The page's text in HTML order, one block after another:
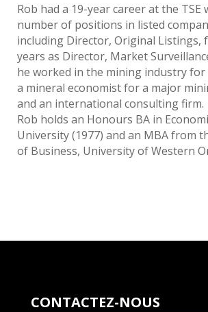
Rob had a 19-year career at the TSE
number of positions in listed
including Director, Original Listings,
years as Director, Market
he worked in the mining industry for
a mineral economist for a major
and an international consulting firm.
Rob holds an Honours BA in
University (1977) and an MBA from
of Business, University of Western
CONTACTEZ-NOUS